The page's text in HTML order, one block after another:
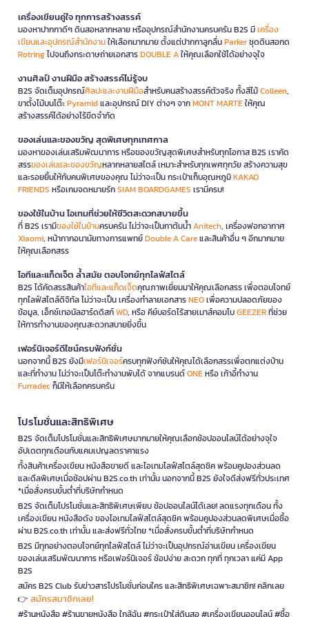
เครื่องเขียนคู่ใจ ทุกการสร้างสรรค์
มองหาปากกาดีๆ ดินสอหลากหลาย หรืออุปกรณ์สำนักงานครบครัน B2S มีเครื่อง
เขียนและอุปกรณ์สำนักงานให้เลือกมากมาย ตั้งแต่ปากกาลูกลื่นParkerชุดดินสอกด
Rotringไปจนถึงกระดาษถ่ายเอกสารDOUBLE Aให้คุณเลือกใช้ได้อย่างจุใจ
งานศิลป์ งานฝีมือ สร้างสรรค์ไม่รู้จบ
B2S จัดเต็มอุปกรณ์ศิลปะและงานฝีมือสำหรับคนสร้างสรรค์ตัวจริง ทั้งสีไม้Colleen,
ขาตั้งไม้บนโต๊ะPyramidและอุปกรณ์ DIY ต่างๆ จากMONT MARTEให้คุณ
สร้างสรรค์ได้อย่างไร้ขีดจำกัด
ของเล่นและของขวัญ สุดพิเศษทุกเทศกาล
มองหาของเล่นเสริมพัฒนาการ หรือของขวัญสุดพิเศษสำหรับทุกโอกาส B2S เราคัด
สรรของเล่นและของขวัญหลากหลายสไตล์ เหมาะสำหรับทุกเพศทุกวัย สร้างความสุข
และรอยยิ้มให้กับคนพิเศษของคุณ ไม่ว่าจะเป็น กระเป๋าเก็บอุณหภูมิKAKAO
FRIENDS หรือเกมจดหมายรักSIAM BOARDGAMES เรามีครบ!
ของใช้ในบ้าน ไอเทมที่ช่วยให้ชีวิตสะดวกสบายขึ้น
ที่ B2S เรามีของใช้ในบ้านครบครัน ไม่ว่าจะเป็นกาต้มน้ำAnitech, เครื่องฟอกอากาศ
Xiaomi, หน้ากากอนามัยทางการแพทย์Double A Careและสินค้าอื่น ๆ อีกมากมาย
ให้คุณเลือกสรร
ไอทีและแก็ดเจ็ต ล้ำสมัย ตอบโจทย์ทุกไลฟ์สไตล์
B2S ได้คัดสรรสินค้าไอทีและแก็ดเจ็ตคุณภาพเยี่ยมมาให้คุณเลือกสรร เพื่อตอบโจทย์
ทุกไลฟ์สไตล์ดิจิทัล ไม่ว่าจะเป็น เครื่องทำลายเอกสารNEOเพื่อความปลอดภัยของ
ข้อมูล, เอ็กซ์เทอนัลฮาร์ดดิสก์WD, หรือ คีย์บอร์ดไร้สายเมาส์คอมโบGEEZERที่ช่วย
ให้การทำงานของคุณสะดวกสบายยิ่งขึ้น
เฟอร์นิเจอร์ดีไซน์ครบฟังก์ชั่น
นอกจากนี้ B2S ยังมีเฟอร์นิเจอร์ครบทุกฟังก์ชันให้คุณได้เลือกสรรเพื่อตกแต่งบ้าน
และที่ทำงาน ไม่ว่าจะเป็นโต๊ะทำงานพับได้ จากแบรนด์ONEหรือ เก้าอี้ทำงาน
Furradecก็มีให้เลือกครบครัน
โปรโมชั่นและสิทธิพิเศษ
B2S จัดเต็มโปรโมชั่นและสิทธิพิเศษมากมายให้คุณเลือกช้อปออนไลน์ได้อย่างจุใจ
อัปเดตทุกเดือนกับแคมเปญลดราคาแรง
ทั้งสินค้าเครื่องเขียน หนังสือขายดี และไอเทมไลฟ์สไตล์สุดชิค พร้อมคูปองส่วนลด
และดีลพิเศษเมื่อช้อปผ่าน B2S.co.th เท่านั้น นอกจากนี้ B2S ยังใจดีส่งฟรีทั่วประเทศ
*เมื่อสั่งครบขั้นต่ำที่บริษัทกำหนด
B2S จัดเต็มโปรโมชั่นและสิทธิพิเศษเพียบ ช้อปออนไลน์ได้เลย! ลดแรงทุกเดือน ทั้ง
เครื่องเขียน หนังสือดัง ของไอเทมไลฟ์สไตล์สุดชิค พร้อมคูปองส่วนลดพิเศษเมื่อซื้อ
ผ่าน B2S.co.th เท่านั้น และส่งฟรีทั่วไทย *เมื่อสั่งครบขั้นต่ำที่บริษัทกำหนด
B2S มีทุกอย่างตอบโจทย์ทุกไลฟ์สไตล์ ไม่ว่าจะเป็นอุปกรณ์อ่านเขียน เครื่องเขียน
ของเล่นเสริมพัฒนาการ หรือเฟอร์นิเจอร์ ช้อปง่าย สะดวก ทุกที่ ทุกเวลา แค่มี App
B2S
สมัคร B2S Club รับข่าวสารโปรโมชั่นก่อนใคร และสิทธิพิเศษเฉพาะสมาชิก! คลิกเลย
👉 สมัครสมาชิกเลย!
#ร้านหนังสือ #ร้านขายหนังสือ ใกล้ฉัน #กระเป๋าใส่ดินสอ #เครื่องเขียนออนไลน์ #ซื้อ